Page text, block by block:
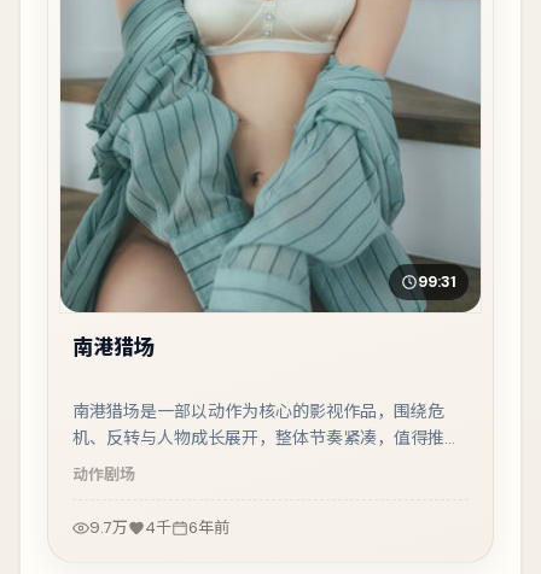
99:31
南港猎场
南港猎场是一部以动作为核心的影视作品，围绕危
机、反转与人物成长展开，整体节奏紧凑，值得推荐
观看。
动作剧场
9.7万 4千 6年前